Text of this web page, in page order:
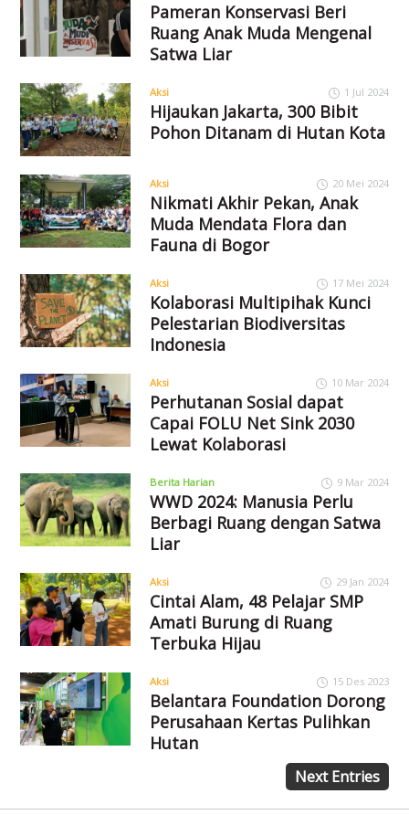
Pameran Konservasi Beri
Ruang Anak Muda Mengenal
Satwa Liar
Aksi 1 Jul 2024
Hijaukan Jakarta, 300 Bibit
Pohon Ditanam di Hutan Kota
Aksi 20 Mei 2024
Nikmati Akhir Pekan, Anak
Muda Mendata Flora dan
Fauna di Bogor
Aksi 17 Mei 2024
Kolaborasi Multipihak Kunci
Pelestarian Biodiversitas
Indonesia
Aksi 10 Mar 2024
Perhutanan Sosial dapat
Capai FOLU Net Sink 2030
Lewat Kolaborasi
Berita Harian 9 Mar 2024
WWD 2024: Manusia Perlu
Berbagi Ruang dengan Satwa
Liar
Aksi 29 Jan 2024
Cintai Alam, 48 Pelajar SMP
Amati Burung di Ruang
Terbuka Hijau
Aksi 15 Des 2023
Belantara Foundation Dorong
Perusahaan Kertas Pulihkan
Hutan
Next Entries